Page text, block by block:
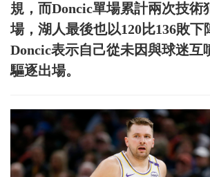
規，而Doncic單場累計兩次技術
場，湖人最後也以120比136敗下
Doncic表示自己從未因與球迷互
驅逐出場。